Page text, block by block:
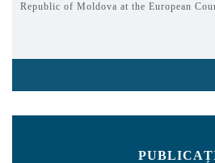
Republic of Moldova at the European